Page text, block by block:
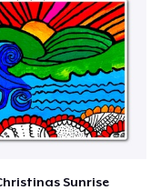
Sunrise